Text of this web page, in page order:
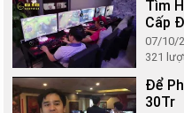
Tìm
Cấp
07/10/
321
Để
30Tr